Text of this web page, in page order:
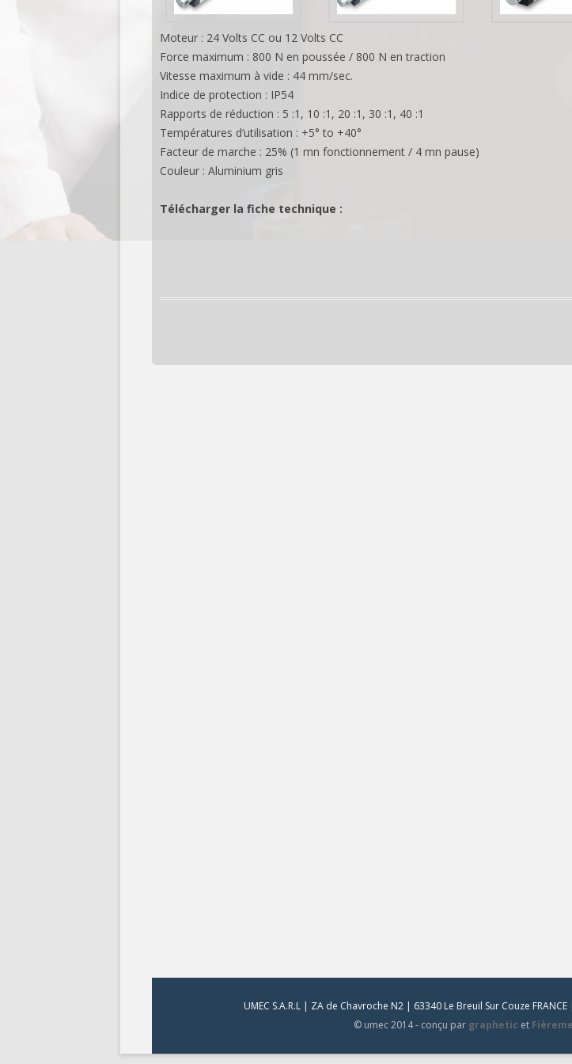
Moteur : 24 Volts CC ou 12 Volts CC
Force maximum : 800 N en poussée / 800 N en traction
Vitesse maximum à vide : 44 mm/sec.
Indice de protection : IP54
Rapports de réduction : 5 :1, 10 :1, 20 :1, 30 :1, 40 :1
Températures d’utilisation : +5° to +40°
Facteur de marche : 25% (1 mn fonctionnement / 4 mn pause)
Couleur : Aluminium gris
Télécharger la fiche technique :
UMEC S.A.R.L | ZA de Chavroche N2 | 63340 Le Breuil Sur Couze
© umec 2014 - conçu par graphetic et